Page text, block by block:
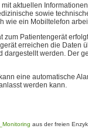
aktuellen
sowie
wie ein Mobiltelefon
zum Patientengerät
erreichen die Daten
dargestellt werden. Der
eine automatische
werden kann.
aus der freien